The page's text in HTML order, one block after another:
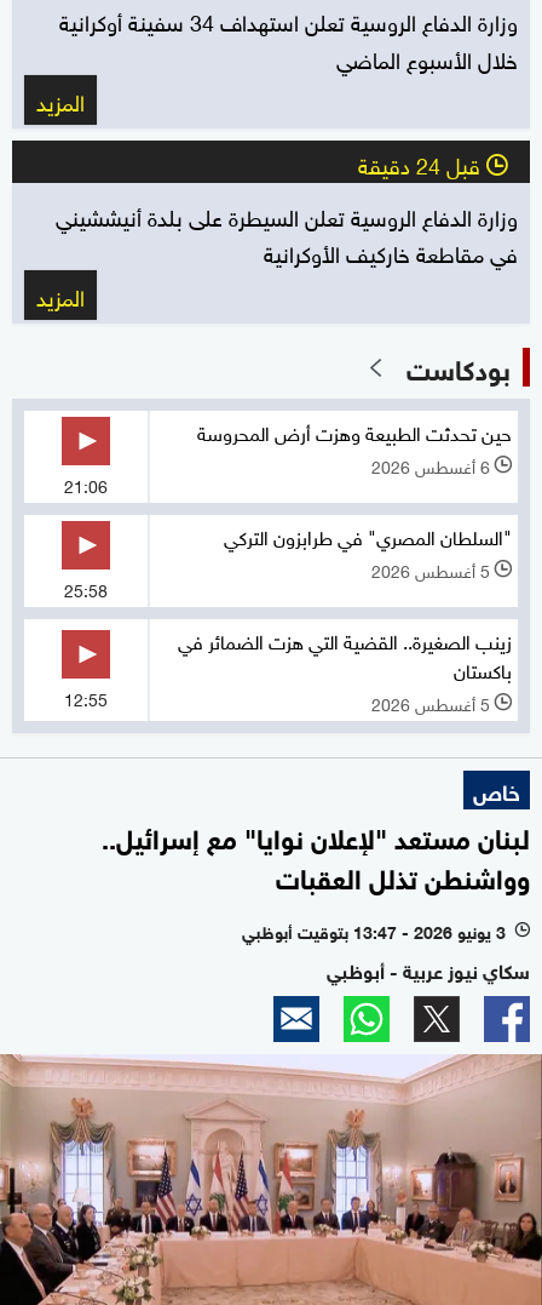
وزارة الدفاع الروسية تعلن استهداف 34 سفينة أوكرانية
خلال الأسبوع الماضي
المزيد
l قبل 24 دقيقة
وزارة الدفاع الروسية تعلن السيطرة على بلدة أنيششيني
في مقاطعة خاركيف الأوكرانية
المزيد
بودكاست
حين تحدثت الطبيعة وهزت أرض المحروسة
l 6 أغسطس 2026
21:06
"السلطان المصري" في طرابزون التركي
l 5 أغسطس 2026
25:58
زينب الصغيرة.. القضية التي هزت الضمائر في
باكستان
l 5 أغسطس 2026 12:55
خاص
لبنان مستعد "لإعلان نوايا" مع إسرائيل..
وواشنطن تذلل العقبات
l 3 يونيو 2026 - 13:47 بتوقيت أبوظبي
سكاي نيوز عربية - أبوظبي